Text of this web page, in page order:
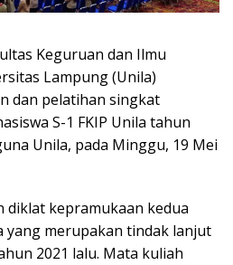
Keguruan dan Ilmu
Lampung (Unila)
dan pelatihan singkat
S-1 FKIP Unila tahun
Unila, pada Minggu, 19 Mei
diklat kepramukaan kedua
yang merupakan tindak lanjut
2021 lalu. Mata kuliah